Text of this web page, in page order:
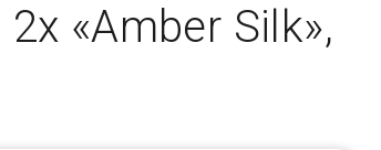
«Amber Silk»,